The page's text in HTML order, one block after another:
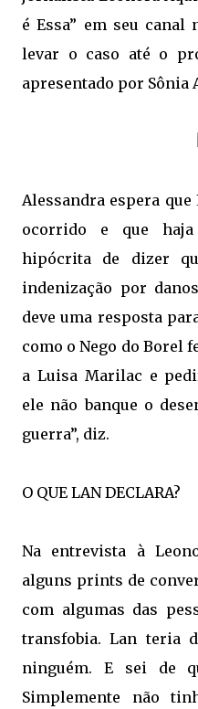
é Essa” em seu canal
levar o caso até o
apresentado por Sônia
Alessandra espera
ocorrido e que
hipócrita de dizer
indenização por
deve uma resposta
como o Nego do Borel
a Luisa Marilac e
ele não banque o
guerra”, diz.
O QUE LAN DECLARA?
Na entrevista à
alguns prints de
com algumas das
transfobia. Lan teria
ninguém. E sei de
Simplemente não